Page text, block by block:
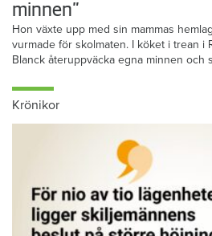
minnen”
Hon växte upp med sin mammas
vurmade för skolmaten. I köket i trean i
Blanck återuppväcka egna minnen och
Krönikor